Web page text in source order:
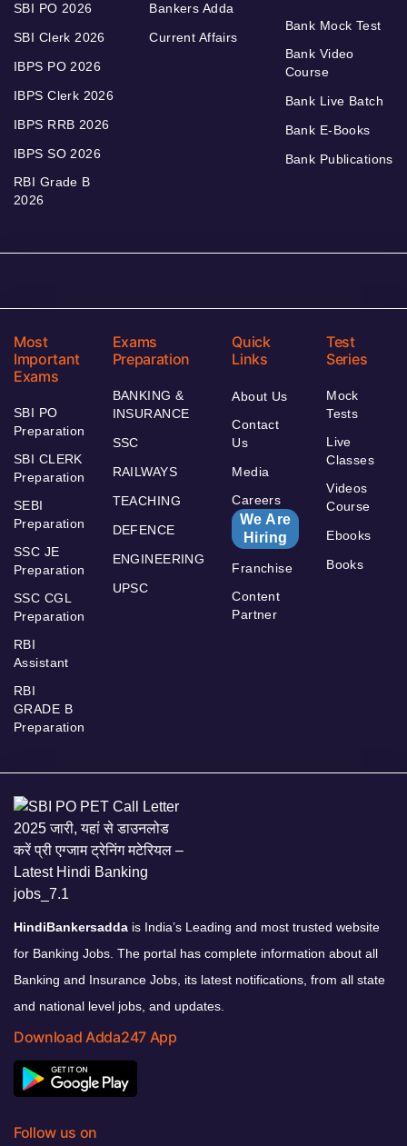
SBI PO 2026
SBI Clerk 2026
IBPS PO 2026
IBPS Clerk 2026
IBPS RRB 2026
IBPS SO 2026
RBI Grade B
2026
Bankers Adda
Current Affairs
Bank Mock Test
Bank Video
Course
Bank Live Batch
Bank E-Books
Bank Publications
Most
Important
Exams
SBI PO
Preparation
SBI CLERK
Preparation
SEBI
Preparation
SSC JE
Preparation
SSC CGL
Preparation
RBI
Assistant
RBI
GRADE B
Preparation
Exams
Preparation
BANKING &
INSURANCE
SSC
RAILWAYS
TEACHING
DEFENCE
ENGINEERING
UPSC
Quick
Links
About Us
Contact
Us
Media
Careers
We Are
Hiring
Franchise
Content
Partner
Test
Series
Mock
Tests
Live
Classes
Videos
Course
Ebooks
Books
HindiBankersadda is India’s Leading and most trusted website
for Banking Jobs. The portal has complete information about all
Banking and Insurance Jobs, its latest notifications, from all state
and national level jobs, and updates.
Download Adda247 App
Follow us on